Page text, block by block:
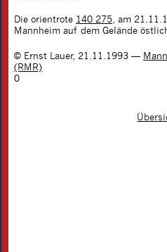
Die orientrote 140 275 , am
Mannheim auf dem Gelände
© Ernst Lauer, 21.11.1993 —
(RMR)
0